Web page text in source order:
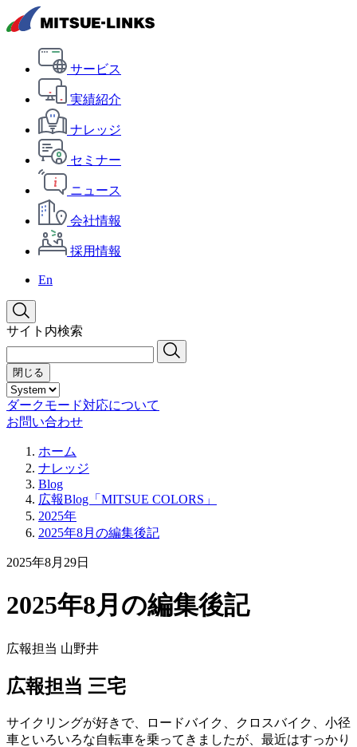
サービス
実績紹介
ナレッジ
セミナー
ニュース
会社情報
採用情報
En
サイト内検索
閉じる
ダークモード対応について
お問い合わせ
ホーム
ナレッジ
Blog
広報Blog「MITSUE COLORS」
2025年
2025年8月の編集後記
2025年8月29日
2025年8月の編集後記
広報担当 山野井
広報担当 三宅
サイクリングが好きで、ロードバイク、クロスバイク、小径
車といろいろな自転車を乗ってきましたが、最近はすっかり